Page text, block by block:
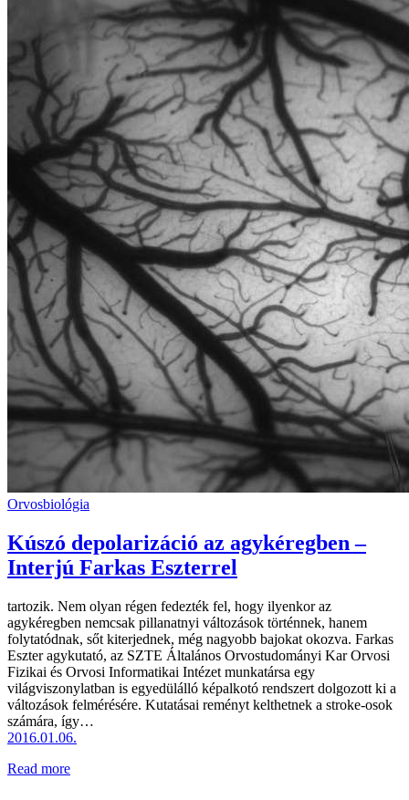
Orvosbiológia
Kúszó depolarizáció az agykéregben –
Interjú Farkas Eszterrel
tartozik. Nem olyan régen fedezték fel, hogy ilyenkor az
agykéregben nemcsak pillanatnyi változások történnek, hanem
folytatódnak, sőt kiterjednek, még nagyobb bajokat okozva. Farkas
Eszter agykutató, az SZTE Általános Orvostudományi Kar Orvosi
Fizikai és Orvosi Informatikai Intézet munkatársa egy
világviszonylatban is egyedülálló képalkotó rendszert dolgozott ki a
változások felmérésére. Kutatásai reményt kelthetnek a stroke-osok
számára, így…
2016.01.06.
Read more